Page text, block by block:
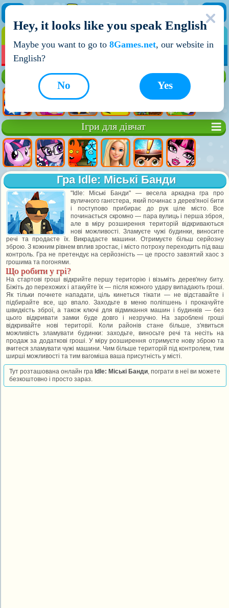
НОВІ ІГРИ
Ігри для дівчат
Гра Idle: Міські Банди
"Idle: Міські Банди" — весела аркадна гра про
вуличного гангстера, який починає з дерев'яної бити
і поступово прибирає до рук ціле місто. Все
починається скромно — пара вулиць і перша зброя,
але в міру розширення територій відкриваються
нові можливості. Зламуєте чужі будинки, виносите
речі та продаєте їх. Викрадаєте машини. Отримуєте більш серйозну
зброю. З кожним рівнем вплив зростає, і місто потроху переходить під ваш
контроль. Гра не претендує на серйозність — це просто завзятий хаос з
грошима та погонями.
Що робити у грі?
На стартові гроші відкрийте першу територію і візьміть дерев'яну биту.
Біжіть до перехожих і атакуйте їх — після кожного удару випадають гроші.
Як тільки почнете нападати, ціль кинеться тікати — не відставайте і
підбирайте все, що впало. Заходьте в меню поліпшень і прокачуйте
швидкість зброї, а також ключі для відмикання машин і будинків — без
цього відкривати замки буде довго і незручно. На зароблені гроші
відкривайте нові території. Коли районів стане більше, з'явиться
можливість зламувати будинки: заходьте, виносьте речі та несіть на
продаж за додаткові гроші. У міру розширення отримуєте нову зброю та
вчитеся зламувати чужі машини. Чим більше територій під контролем, тим
ширші можливості та тим вагоміша ваша присутність у місті.
Тут розташована онлайн гра Idle: Міські Банди, пограти в неї ви можете
безкоштовно і просто зараз.
Hey, it looks like you speak English
Maybe you want to go to 8Games.net, our website in
English?
Yes
No